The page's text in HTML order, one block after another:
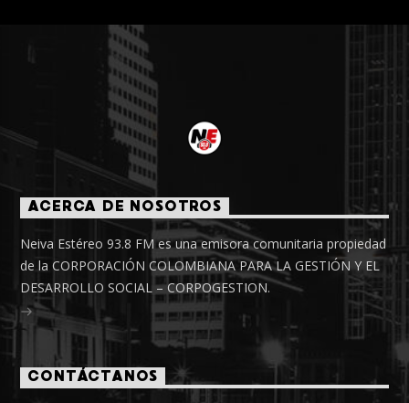
ACERCA DE NOSOTROS
Neiva Estéreo 93.8 FM es una emisora comunitaria propiedad
de la CORPORACIÓN COLOMBIANA PARA LA GESTIÓN Y EL
DESARROLLO SOCIAL – CORPOGESTION.
CONTÁCTANOS